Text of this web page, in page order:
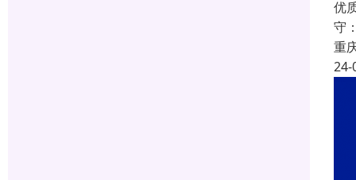
优
守
重
24-